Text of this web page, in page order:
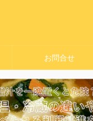
お問合せ